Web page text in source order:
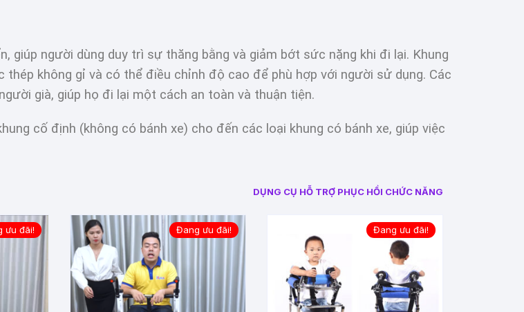
giúp người dùng duy trì sự thăng bằng và giảm bớt sức nặng khi đi lại. Khung
không gỉ và có thể điều chỉnh độ cao để phù hợp với người sử dụng. Các
già, giúp họ đi lại một cách an toàn và thuận tiện.
cố định (không có bánh xe) cho đến các loại khung có bánh xe, giúp việc
DỤNG CỤ HỖ TRỢ PHỤC HỒI CHỨC NĂNG
ưu đãi! Đang ưu đãi! Đang ưu đãi!